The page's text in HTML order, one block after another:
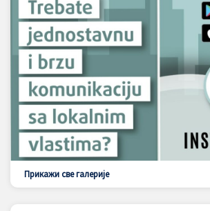
Прикажи све галерије